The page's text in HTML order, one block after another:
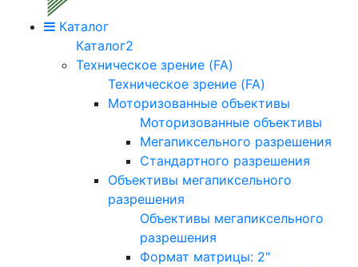
Каталог
Каталог2
Техническое зрение (FA)
Техническое зрение (FA)
Моторизованные объективы
Моторизованные объективы
Мегапиксельного разрешения
Стандартного разрешения
Объективы мегапиксельного
разрешения
Объективы мегапиксельного
разрешения
Формат матрицы: 2"